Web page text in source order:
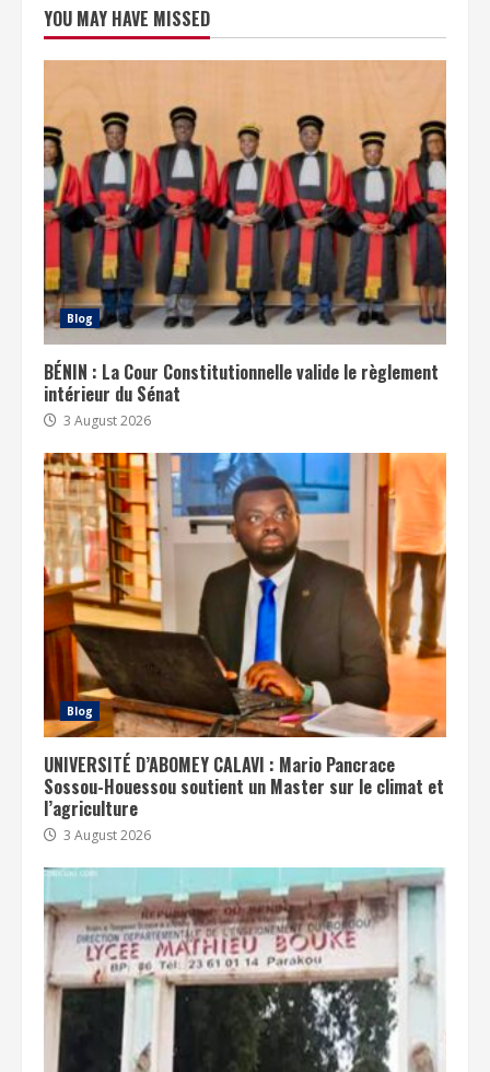
YOU MAY HAVE MISSED
Blog
BÉNIN : La Cour Constitutionnelle valide le règlement
intérieur du Sénat
3 August 2026
Blog
UNIVERSITÉ D’ABOMEY CALAVI : Mario Pancrace
Sossou-Houessou soutient un Master sur le climat et
l’agriculture
3 August 2026